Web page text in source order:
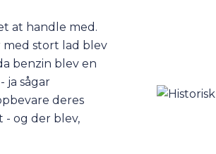
at handle med.
med stort lad blev
benzin blev en
ja sågar
deres
- og der blev,